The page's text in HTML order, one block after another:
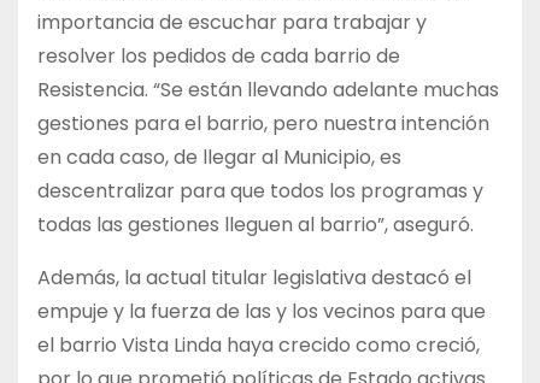
importancia de escuchar para trabajar y
resolver los pedidos de cada barrio de
Resistencia. “Se están llevando adelante muchas
gestiones para el barrio, pero nuestra intención
en cada caso, de llegar al Municipio, es
descentralizar para que todos los programas y
todas las gestiones lleguen al barrio”, aseguró.
Además, la actual titular legislativa destacó el
empuje y la fuerza de las y los vecinos para que
el barrio Vista Linda haya crecido como creció,